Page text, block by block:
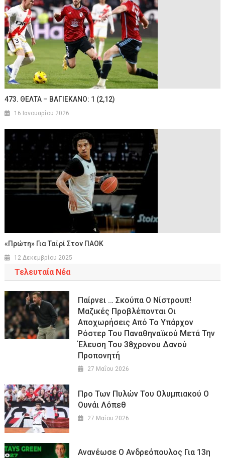
473. ΘΕΛΤΑ – ΒΑΓΙΕΚΑΝΟ: 1 (2,12)
16 Ιανουαρίου 2026
«Πρώτη» Για Ταϊρί Στον ΠΑΟΚ
12 Δεκεμβρίου 2025
Τελευταία Νέα
Παίρνει … Σκούπα Ο Νίστρουπ!
Μαζικές Προβλέπονται Οι
Αποχωρήσεις Από Το Υπάρχον
Ρόστερ Του Παναθηναϊκού Μετά Την
Έλευση Του 38χρονου Δανού
Προπονητή
27 Μαΐου 2026
Προ Των Πυλών Του Ολυμπιακού Ο
Ουνάι Λόπεθ
27 Μαΐου 2026
Ανανέωσε Ο Ανδρεόπουλος Για 13η